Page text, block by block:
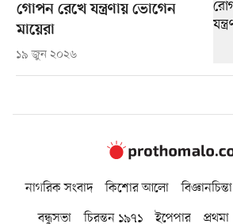
গোপন রেখে যন্ত্রণায় ভোগেন
মায়েরা
১৯ জুন ২০২৬
নাগরিক সংবাদ কিশোর আলো বিজ্ঞানচিন্তা
বন্ধুসভা
চিরন্তন ১৯৭১ ইপেপার প্রথমা